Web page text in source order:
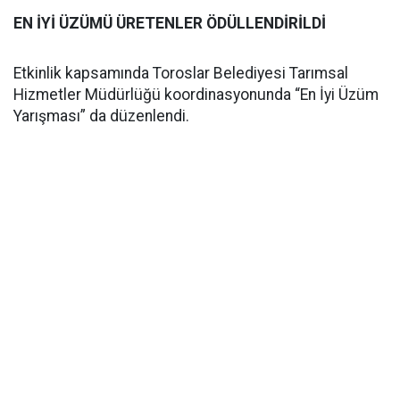
EN İYİ ÜZÜMÜ ÜRETENLER ÖDÜLLENDİRİLDİ
Etkinlik kapsamında Toroslar Belediyesi Tarımsal
Hizmetler Müdürlüğü koordinasyonunda “En İyi Üzüm
Yarışması” da düzenlendi.